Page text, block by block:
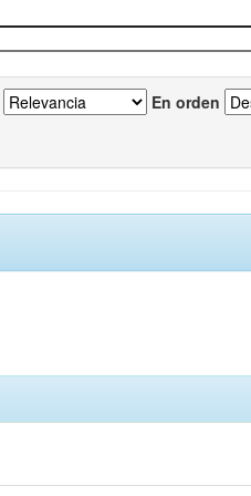
En orden